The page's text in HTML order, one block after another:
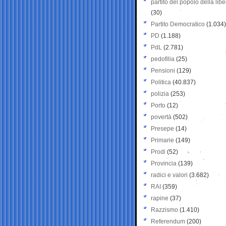
partito del popolo della
(30)
Partito Democratico (1.034)
PD (1.188)
PdL (2.781)
pedofilia (25)
Pensioni (129)
Politica (40.837)
polizia (253)
Porto (12)
povertà (502)
Presepe (14)
Primarie (149)
Prodi (52)
Provincia (139)
radici e valori (3.682)
RAI (359)
rapine (37)
Razzismo (1.410)
Referendum (200)